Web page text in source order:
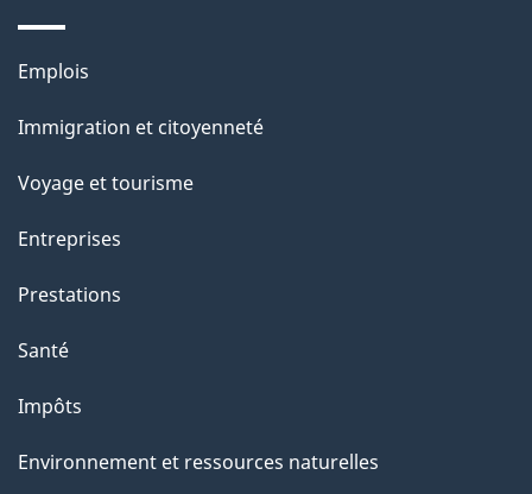
l
a
a
g
"
Thèmes
sujets
Emplois
Immigration et citoyenneté
Voyage et tourisme
Entreprises
Prestations
Santé
Impôts
Environnement et ressources naturelles